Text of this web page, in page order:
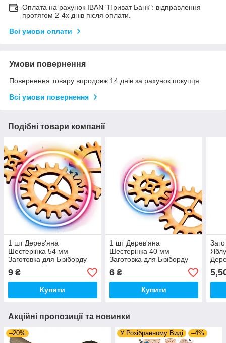
Оплата на рахунок IBAN "Приват Банк": відправлення
протягом 2-4х днів після оплати.
Всі умови оплати
Умови повернення
Повернення товару впродовж 14 днів за рахунок покупця
Всі умови повернення
Подібні товари компанії
1 шт Дерев'яна
Шестерінка 54 мм
Заготовка для Бізіборду
Шестерня з Фанери 5,4 см
(Без Саморіза) Мелк
9 ₴
Купити
1 шт Дерев'яна
Шестерінка 40 мм
Заготовка для Бізіборду
Шестерня з Фанери 4 см
(Без Саморіза) Мелк
6₴
Купити
для
Акційні пропозиції та новинки
–20% У Розібранному Виді –4%